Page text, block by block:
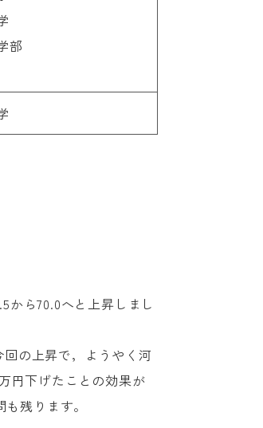
部
ら70.0へと上昇しまし
の上昇で，ようやく河
円下げたことの効果が
残ります。